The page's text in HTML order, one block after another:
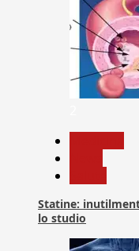
Statine:
lo studio